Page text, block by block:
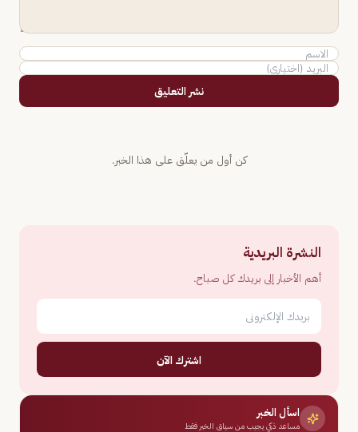
نشر التعليق
كن أول من يعلّق على هذا الخبر.
النشرة البريدية
أهم الأخبار إلى بريدك كل صباح.
اشترك الآن
اسأل الخبر
مساعد ذكي يجيب من سياق الخبر فقط